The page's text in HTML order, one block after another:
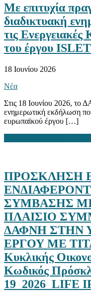
Με επιτυχία
διαδικτυακή
τις Ενεργειακές
του έργου ISLET
18 Ιουνίου 2026
Νέα
Στις 18 Ιουνίου 2026, το
ενημερωτική εκδήλωση
ευρωπαϊκού έργου […]
ΠΡΟΣΚΛΗΣΗ
ΣΥΜΒΑΣΗΣ
ΠΛΑΙΣΙΟ
ΔΑΦΝΗ ΣΤΗΝ
ΕΡΓΟΥ ΜΕ
Κυκλικής
Κωδικός
19_2026_LIFE